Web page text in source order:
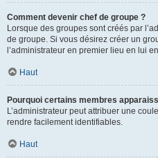
Comment devenir chef de groupe ?
Lorsque des groupes sont créés par
de groupe. Si vous désirez créer un
l’administrateur en premier lieu en lui
Haut
Pourquoi certains membres
L’administrateur peut attribuer une
rendre facilement identifiables.
Haut